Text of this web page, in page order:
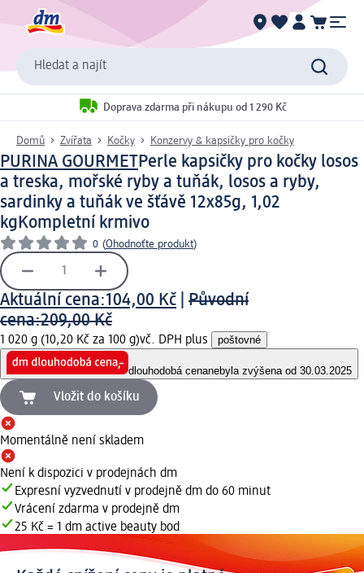
Hledat a najít
Doprava zdarma při nákupu od 1 290 Kč
Domů Zvířata Kočky Konzervy & kapsičky pro kočky
PURINA GOURMETPerle kapsičky pro kočky losos
a treska, mořské ryby a tuňák, losos a ryby,
sardinky a tuňák ve šťávě 12x85g, 1,02
kg Kompletní krmivo
0 (Ohodnoťte produkt)
Aktuální cena:104,00 Kč
Původní
cena:209,00 Kč
1 020 g (10,20 Kč za 100 g)vč. DPH plus poštovné
dlouhodobá cenanebyla zvýšena od 30.03.2025
Vložit do košíku
Momentálně není skladem
Není k dispozici v prodejnách dm
Expresní vyzvednutí v prodejně dm do 60 minut
Vrácení zdarma v prodejně dm
25 Kč = 1 dm active beauty bod